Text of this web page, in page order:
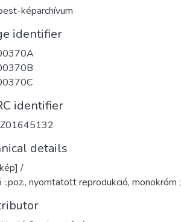
képarchívum
identifier
identifier
details
/
nyomtatott reprodukció, monokróm ;